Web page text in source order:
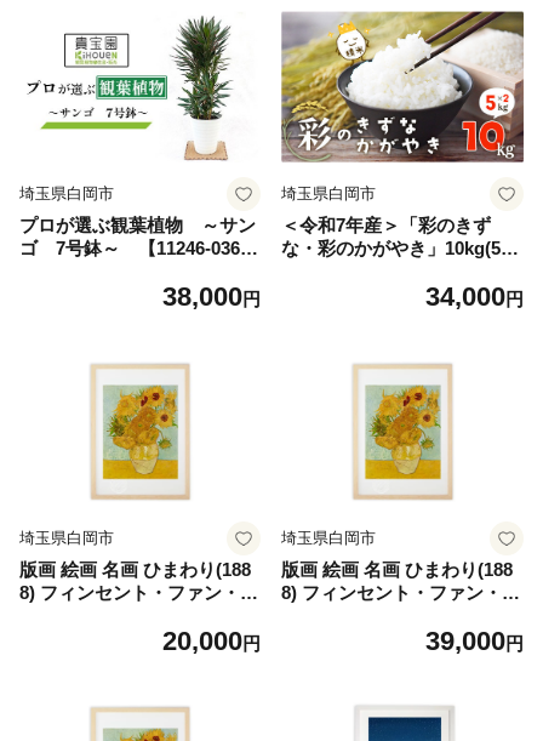
埼玉県白岡市
プロが選ぶ観葉植物 ～サン
ゴ 7号鉢～ 【11246-036
38,000円
埼玉県白岡市
＜令和7年産＞「彩のきず
な・彩のかがやき」10kg(5kg
34,000円
埼玉県白岡市
版画 絵画 名画 ひまわり(188
8) フィンセント・ファン・ゴ
20,000円
埼玉県白岡市
版画 絵画 名画 ひまわり(188
8) フィンセント・ファン・ゴ
39,000円